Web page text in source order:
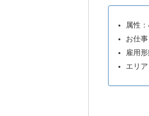
属性
お仕
雇用
エリ